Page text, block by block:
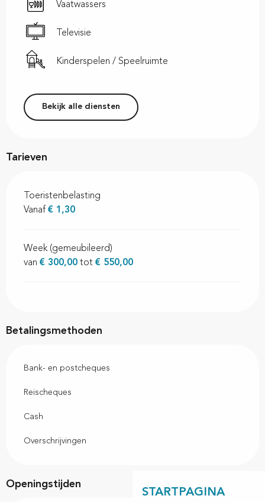
STARTPAGINA
Vaatwassers
Televisie
Kinderspelen / Speelruimte
Bekijk alle diensten
Tarieven
Toeristenbelasting
Vanaf € 1,30
Week (gemeubileerd)
van € 300,00 tot € 550,00
Betalingsmethoden
Bank- en postcheques
Reischeques
Cash
Overschrijvingen
Openingstijden